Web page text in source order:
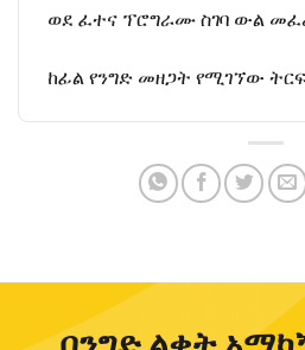
ወደ ፈተና ፕሮግራሙ ስገባ ውል
ከፊል የንግድ መዘጋት የሚገኘው